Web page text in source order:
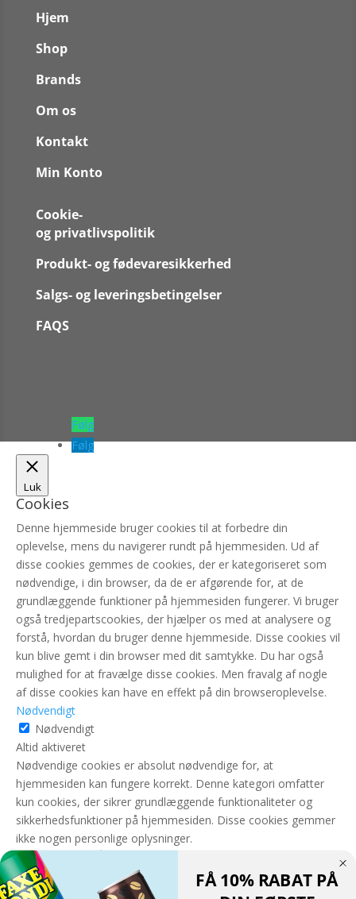
Hjem
Shop
Brands
Om os
Kontakt
Min Konto
Cookie-
og privatlivspolitik
Produkt- og fødevaresikkerhed
Salgs- og leveringsbetingelser
FAQS
Følg
Følg
Luk
Cookies
Denne hjemmeside bruger cookies til at forbedre din
oplevelse, mens du navigerer rundt på hjemmesiden. Ud af
disse cookies gemmes de cookies, der er kategoriseret som
nødvendige, i din browser, da de er afgørende for, at de
grundlæggende funktioner på hjemmesiden fungerer. Vi bruger
også tredjepartscookies, der hjælper os med at analysere og
forstå, hvordan du bruger denne hjemmeside. Disse cookies vil
kun blive gemt i din browser med dit samtykke. Du har også
mulighed for at fravælge disse cookies. Men fravalg af nogle
af disse cookies kan have en effekt på din browseroplevelse.
Nødvendigt
Nødvendigt
Altid aktiveret
Nødvendige cookies er absolut nødvendige for, at
hjemmesiden kan fungere korrekt. Denne kategori omfatter
kun cookies, der sikrer grundlæggende funktionaliteter og
sikkerhedsfunktioner på hjemmesiden. Disse cookies gemmer
ikke nogen personlige oplysninger.
GEM & ACCEPTÈR
Translate »
FÅ 10% RABAT PÅ